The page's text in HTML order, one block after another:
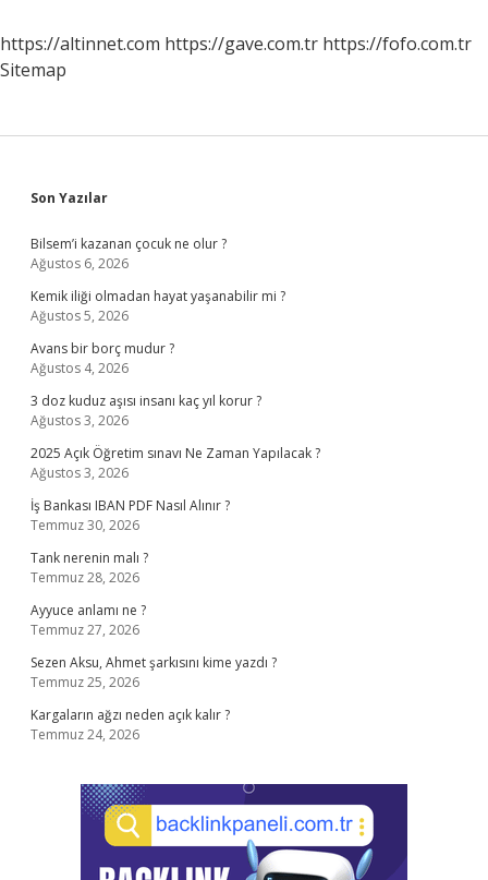
https://altinnet.com https://gave.com.tr https://fofo.com.tr
Sitemap
Sidebar
Son Yazılar
Bilsem’i kazanan çocuk ne olur ?
Ağustos 6, 2026
Kemik iliği olmadan hayat yaşanabilir mi ?
Ağustos 5, 2026
Avans bir borç mudur ?
Ağustos 4, 2026
3 doz kuduz aşısı insanı kaç yıl korur ?
Ağustos 3, 2026
2025 Açık Öğretim sınavı Ne Zaman Yapılacak ?
Ağustos 3, 2026
İş Bankası IBAN PDF Nasıl Alınır ?
Temmuz 30, 2026
Tank nerenin malı ?
Temmuz 28, 2026
Ayyuce anlamı ne ?
Temmuz 27, 2026
Sezen Aksu, Ahmet şarkısını kime yazdı ?
Temmuz 25, 2026
Kargaların ağzı neden açık kalır ?
Temmuz 24, 2026